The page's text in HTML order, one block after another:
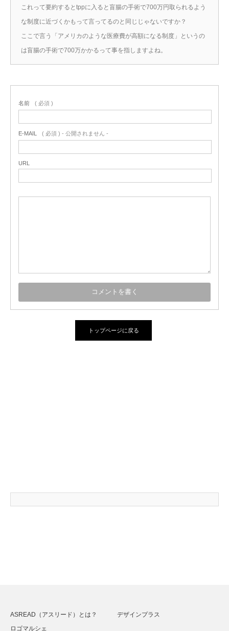
これって要約するとtppに入ると盲腸の手術で700万円取られるよう
な制度に近づくかもって言ってるのと同じじゃないですか？
ここで言う「アメリカのような医療費が高額になる制度」というの
は盲腸の手術で700万かかるって事を指しますよね。
名前 ( 必須 )
E-MAIL ( 必須 ) - 公開されません -
URL
トップページに戻る
ASREAD（アスリード）とは？
デザインプラス
ロゴマルシェ